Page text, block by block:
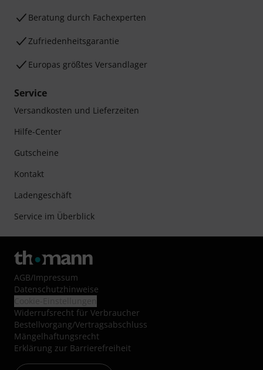
Beratung durch Fachexperten
Zufriedenheitsgarantie
Europas größtes Versandlager
Service
Versandkosten und Lieferzeiten
Hilfe-Center
Gutscheine
Kontakt
Ladengeschäft
Service im Überblick
AGB/Impressum
Datenschutzhinweise
Widerrufsrecht für Verbraucher
Bestellvorgang/Vertragsabschluss
Mängelhaftungsrecht
Erklärung zur Barrierefreiheit